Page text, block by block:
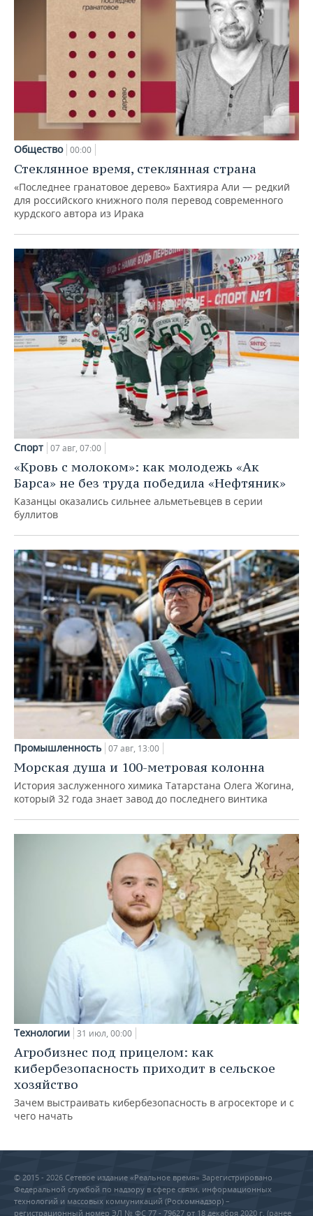
Общество 00:00
Стеклянное время, стеклянная страна
«Последнее гранатовое дерево» Бахтияра Али — редкий
для российского книжного поля перевод современного
курдского автора из Ирака
Спорт 07 авг, 07:00
«Кровь с молоком»: как молодежь «Ак
Барса» не без труда победила «Нефтяник»
Казанцы оказались сильнее альметьевцев в серии
буллитов
Промышленность 07 авг, 13:00
Морская душа и 100-метровая колонна
История заслуженного химика Татарстана Олега Жогина,
который 32 года знает завод до последнего винтика
Технологии 31 июл, 00:00
Агробизнес под прицелом: как
кибербезопасность приходит в сельское
хозяйство
Зачем выстраивать кибербезопасность в агросекторе и с
чего начать
© 2015 - 2026 Сетевое издание «Реальное время» Зарегистрировано
Федеральной службой по надзору в сфере связи, информационных
технологий и массовых коммуникаций (Роскомнадзор) –
регистрационный номер ЭЛ № ФС 77 - 79627 от 18 декабря 2020 г. (ранее